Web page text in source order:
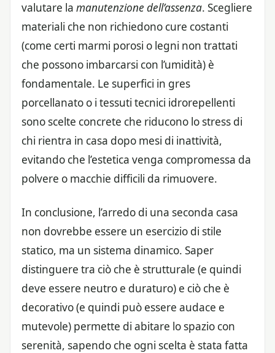
valutare la manutenzione dell’assenza. Scegliere
materiali che non richiedono cure costanti
(come certi marmi porosi o legni non trattati
che possono imbarcarsi con l’umidità) è
fondamentale. Le superfici in gres
porcellanato o i tessuti tecnici idrorepellenti
sono scelte concrete che riducono lo stress di
chi rientra in casa dopo mesi di inattività,
evitando che l’estetica venga compromessa da
polvere o macchie difficili da rimuovere.
In conclusione, l’arredo di una seconda casa
non dovrebbe essere un esercizio di stile
statico, ma un sistema dinamico. Saper
distinguere tra ciò che è strutturale (e quindi
deve essere neutro e duraturo) e ciò che è
decorativo (e quindi può essere audace e
mutevole) permette di abitare lo spazio con
serenità, sapendo che ogni scelta è stata fatta